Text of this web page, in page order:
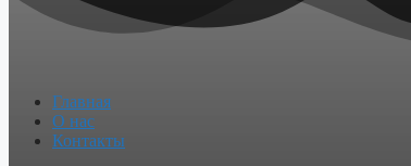
Главная
О нас
Контакты